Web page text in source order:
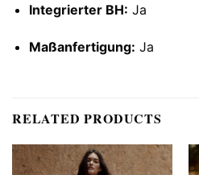
Integrierter BH: Ja
Maßanfertigung: Ja
RELATED PRODUCTS